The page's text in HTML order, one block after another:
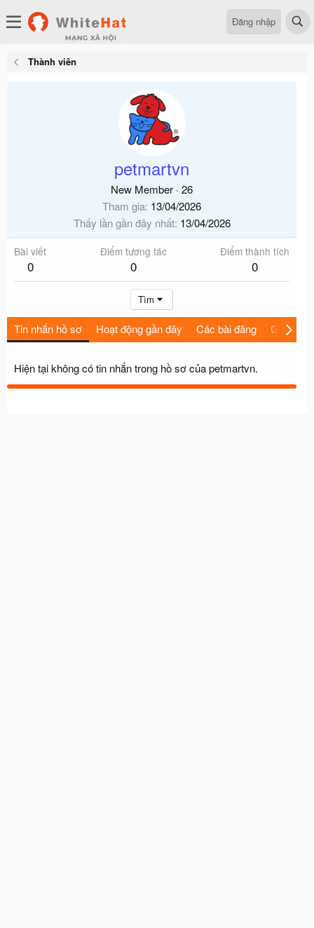
Đăng nhập
Thành viên
petmartvn
New Member · 26
Tham gia 13/04/2026
Thấy lần gần đây nhất 13/04/2026
Bài viết
0
Điểm tương tác
0
Điểm thành tích
0
Tìm
Tin nhắn hồ sơ Hoạt động gần đây Các bài đăng Giới thiệu
Hiện tại không có tin nhắn trong hồ sơ của petmartvn.